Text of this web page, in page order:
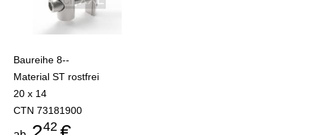
Baureihe 8--
Material ST rostfrei
20 x 14
CTN 73181900
42